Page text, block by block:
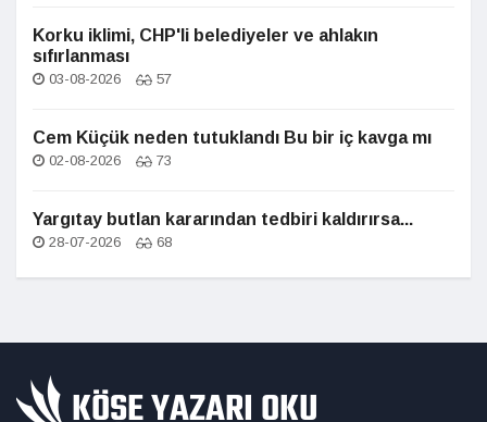
Korku iklimi, CHP'li belediyeler ve ahlakın
sıfırlanması
03-08-2026 57
Cem Küçük neden tutuklandı Bu bir iç kavga mı
02-08-2026 73
Yargıtay butlan kararından tedbiri kaldırırsa...
28-07-2026 68